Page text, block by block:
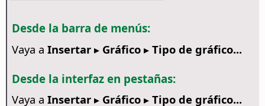
Desde la barra de menús:
Vaya a Insertar ▸ Gráfico ▸ Tipo de gráfico...
Desde la interfaz en pestañas:
Vaya a Insertar ▸ Gráfico ▸ Tipo de gráfico...